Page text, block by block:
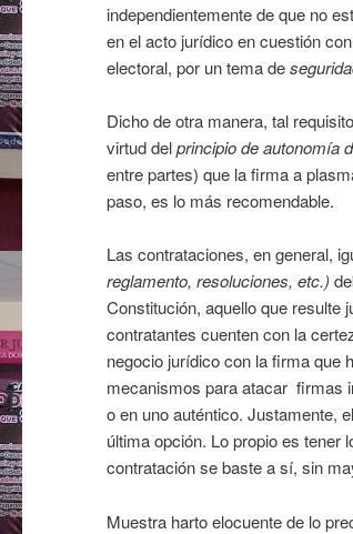
independientemente de que no
en el acto jurídico en cuestión
electoral, por un tema de
Dicho de otra manera, tal
virtud delprincipio de autonomía
entre partes) que la firma a
paso, es lo más recomendable.
Las contrataciones, en general,
reglamento, resoluciones, etc.)
Constitución, aquello que resulte
contratantes cuenten con la
negocio jurídico con la firma que
mecanismos para atacar firmas
o en uno auténtico. Justamente,
última opción. Lo propio es tener
contratación se baste a sí, sin
Muestra harto elocuente de lo